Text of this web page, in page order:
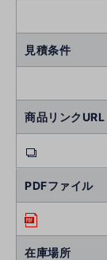
見積条件
商品リンクURL
PDFファイル
在庫場所